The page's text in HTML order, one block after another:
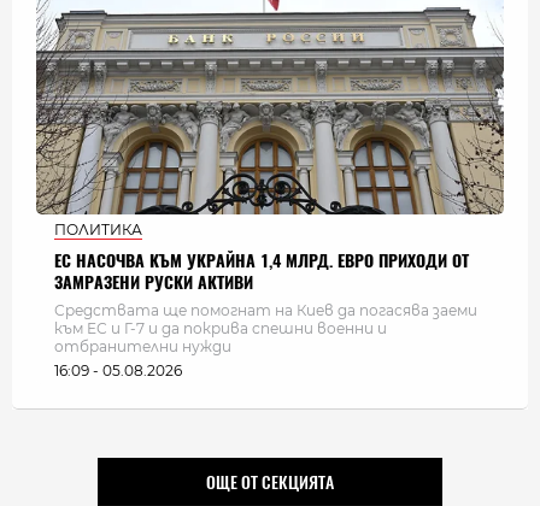
ПОЛИТИКА
ЕС НАСОЧВА КЪМ УКРАЙНА 1,4 МЛРД. ЕВРО ПРИХОДИ ОТ
ЗАМРАЗЕНИ РУСКИ АКТИВИ
Средствата ще помогнат на Киев да погасява заеми
към ЕС и Г-7 и да покрива спешни военни и
отбранителни нужди
16:09 - 05.08.2026
ОЩЕ ОТ СЕКЦИЯТА